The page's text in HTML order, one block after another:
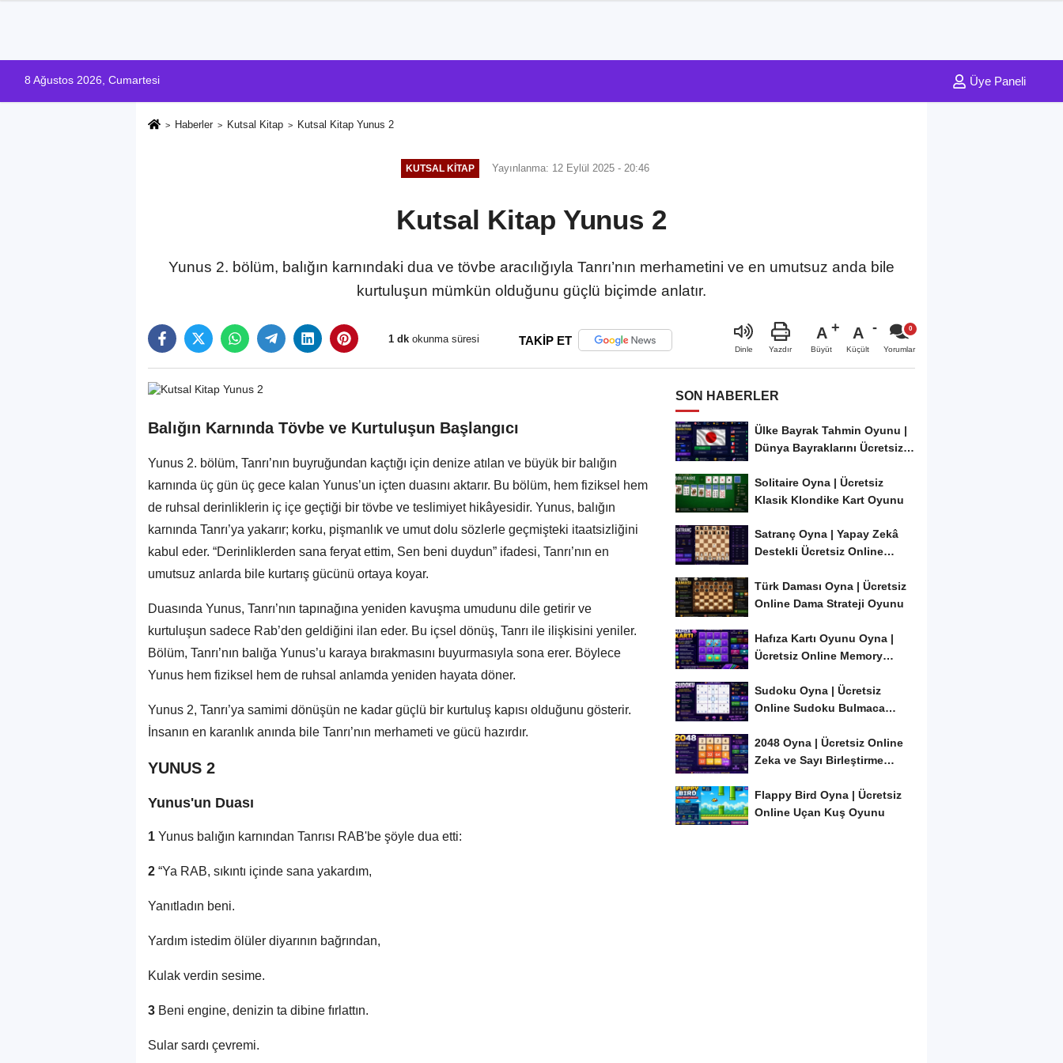
8 Ağustos 2026, Cumartesi Üye Paneli
Haberler Kutsal Kitap Kutsal Kitap Yunus 2
KUTSAL KITAP Yayınlanma: 12 Eylül 2025 - 20:46
Kutsal Kitap Yunus 2
Yunus 2. bölüm, balığın karnındaki dua ve tövbe aracılığıyla Tanrı’nın merhametini ve en umutsuz anda bile
kurtuluşun mümkün olduğunu güçlü biçimde anlatır.
1 dk okunma süresi TAKİP ET
Dinle Yazdır
A
Büyüt
A
Küçült Yorumlar
Balığın Karnında Tövbe ve Kurtuluşun Başlangıcı
Yunus 2. bölüm, Tanrı’nın buyruğundan kaçtığı için denize atılan ve büyük bir balığın
karnında üç gün üç gece kalan Yunus’un içten duasını aktarır. Bu bölüm, hem fiziksel hem
de ruhsal derinliklerin iç içe geçtiği bir tövbe ve teslimiyet hikâyesidir. Yunus, balığın
karnında Tanrı’ya yakarır; korku, pişmanlık ve umut dolu sözlerle geçmişteki itaatsizliğini
kabul eder. “Derinliklerden sana feryat ettim, Sen beni duydun” ifadesi, Tanrı’nın en
umutsuz anlarda bile kurtarış gücünü ortaya koyar.
Duasında Yunus, Tanrı’nın tapınağına yeniden kavuşma umudunu dile getirir ve
kurtuluşun sadece Rab’den geldiğini ilan eder. Bu içsel dönüş, Tanrı ile ilişkisini yeniler.
Bölüm, Tanrı’nın balığa Yunus’u karaya bırakmasını buyurmasıyla sona erer. Böylece
Yunus hem fiziksel hem de ruhsal anlamda yeniden hayata döner.
Yunus 2, Tanrı’ya samimi dönüşün ne kadar güçlü bir kurtuluş kapısı olduğunu gösterir.
İnsanın en karanlık anında bile Tanrı’nın merhameti ve gücü hazırdır.
YUNUS 2
Yunus'un Duası
1 Yunus balığın karnından Tanrısı RAB'be şöyle dua etti:
2 “Ya RAB, sıkıntı içinde sana yakardım,
Yanıtladın beni.
Yardım istedim ölüler diyarının bağrından,
Kulak verdin sesime.
3 Beni engine, denizin ta dibine fırlattın.
Sular sardı çevremi.
SON HABERLER
Ülke Bayrak Tahmin Oyunu |
Dünya Bayraklarını Ücretsiz
Solitaire Oyna | Ücretsiz
Klasik Klondike Kart Oyunu
Satranç Oyna | Yapay Zekâ
Destekli Ücretsiz Online
Türk Daması Oyna | Ücretsiz
Online Dama Strateji Oyunu
Hafıza Kartı Oyunu Oyna |
Ücretsiz Online Memory
Sudoku Oyna | Ücretsiz
Online Sudoku Bulmaca
2048 Oyna | Ücretsiz Online
Zeka ve Sayı Birleştirme
Flappy Bird Oyna | Ücretsiz
Online Uçan Kuş Oyunu